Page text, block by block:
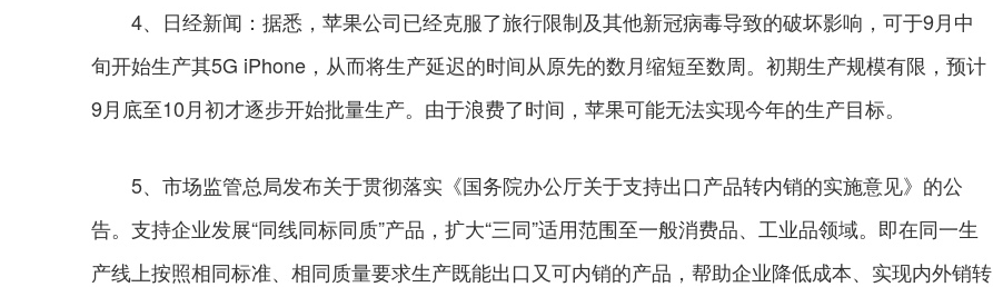
4、日经新闻：据悉，苹果公司已经克服了旅行限制及其他新冠病毒导致的破坏影响，可于9月中
旬开始生产其5G iPhone，从而将生产延迟的时间从原先的数月缩短至数周。初期生产规模有限，预计
9月底至10月初才逐步开始批量生产。由于浪费了时间，苹果可能无法实现今年的生产目标。
5、市场监管总局发布关于贯彻落实《国务院办公厅关于支持出口产品转内销的实施意见》的公
告。支持企业发展“同线同标同质”产品，扩大“三同”适用范围至一般消费品、工业品领域。即在同一生
产线上按照相同标准、相同质量要求生产既能出口又可内销的产品，帮助企业降低成本、实现内外销转